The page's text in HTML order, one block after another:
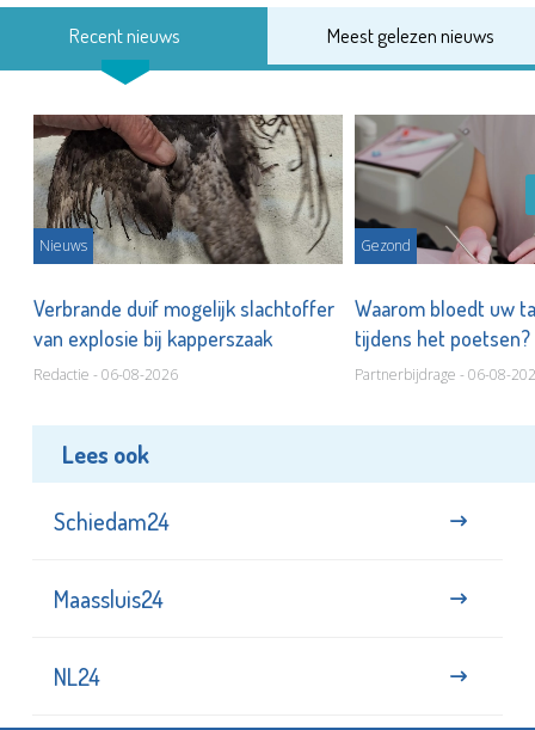
Recent nieuws Meest gelezen nieuws
Nieuws
Verbrande duif mogelijk slachtoffer
van explosie bij kapperszaak
Redactie - 06-08-2026
Gezond
Waarom bloedt uw
tijdens het poetsen?
Partnerbijdrage - 06-08-
Lees ook
Schiedam24
Maassluis24
NL24